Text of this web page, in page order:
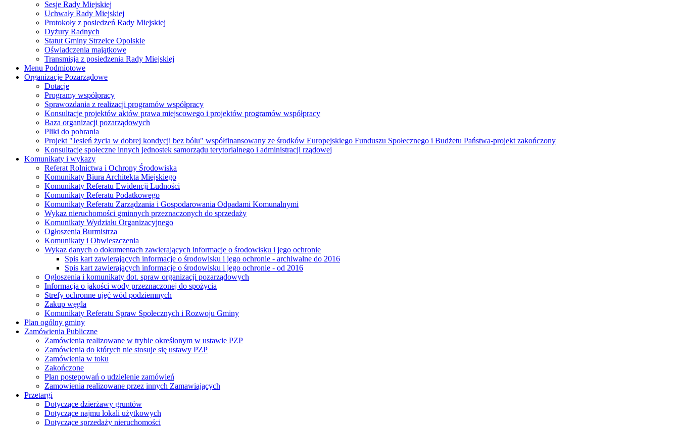
Sesje Rady Miejskiej
Uchwały Rady Miejskiej
Protokoły z posiedzeń Rady Miejskiej
Dyżury Radnych
Statut Gminy Strzelce Opolskie
Oświadczenia majątkowe
Transmisja z posiedzenia Rady Miejskiej
Menu Podmiotowe
Organizacje Pozarządowe
Dotacje
Programy współpracy
Sprawozdania z realizacji programów współpracy
Konsultacje projektów aktów prawa miejscowego i projektów programów współpracy
Baza organizacji pozarządowych
Pliki do pobrania
Projekt "Jesień życia w dobrej kondycji bez bólu" współfinansowany ze środków Europejskiego Funduszu Społecznego i Budżetu Państwa-projekt zakończony
Konsultacje społeczne innych jednostek samorządu terytorialnego i administracji rządowej
Komunikaty i wykazy
Referat Rolnictwa i Ochrony Środowiska
Komunikaty Biura Architekta Miejskiego
Komunikaty Referatu Ewidencji Ludności
Komunikaty Referatu Podatkowego
Komunikaty Referatu Zarządzania i Gospodarowania Odpadami Komunalnymi
Wykaz nieruchomości gminnych przeznaczonych do sprzedaży
Komunikaty Wydziału Organizacyjnego
Ogłoszenia Burmistrza
Komunikaty i Obwieszczenia
Wykaz danych o dokumentach zawierających informacje o środowisku i jego ochronie
Spis kart zawierających informacje o środowisku i jego ochronie - archiwalne do 2016
Spis kart zawierających informacje o środowisku i jego ochronie - od 2016
Ogłoszenia i komunikaty dot. spraw organizacji pozarządowych
Informacja o jakości wody przeznaczonej do spożycia
Strefy ochronne ujęć wód podziemnych
Zakup węgla
Komunikaty Referatu Spraw Spolecznych i Rozwoju Gminy
Plan ogólny gminy
Zamówienia Publiczne
Zamówienia realizowane w trybie określonym w ustawie PZP
Zamówienia do których nie stosuje się ustawy PZP
Zamówienia w toku
Zakończone
Plan postępowań o udzielenie zamówień
Zamowienia realizowane przez innych Zamawiających
Przetargi
Dotyczące dzierżawy gruntów
Dotyczące najmu lokali użytkowych
Dotyczące sprzedaży nieruchomości